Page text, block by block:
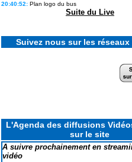
Cynthia, vainqueure
2026 : « Je me suis
Ulysse de Star
Revivez tous les feux
Koh Lanta les
: Le suivi des scores
en finale et TRES
20:40:52: Plan logo du bus
Suite du Live
Suivez nous sur les
L'Agenda des diffusions
sur le site
A suivre prochainement en
vidéo